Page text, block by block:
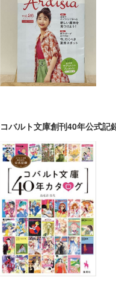
コバルト文庫創刊40年公式記